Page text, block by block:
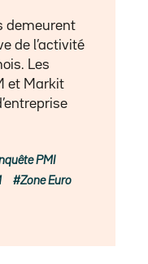
demeurent
de l’activité
Les
et Markit
PMI
Zone Euro